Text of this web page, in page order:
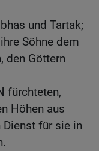
und Tartak;
Söhne dem
den Göttern
fürchteten,
Höhen aus
für sie in